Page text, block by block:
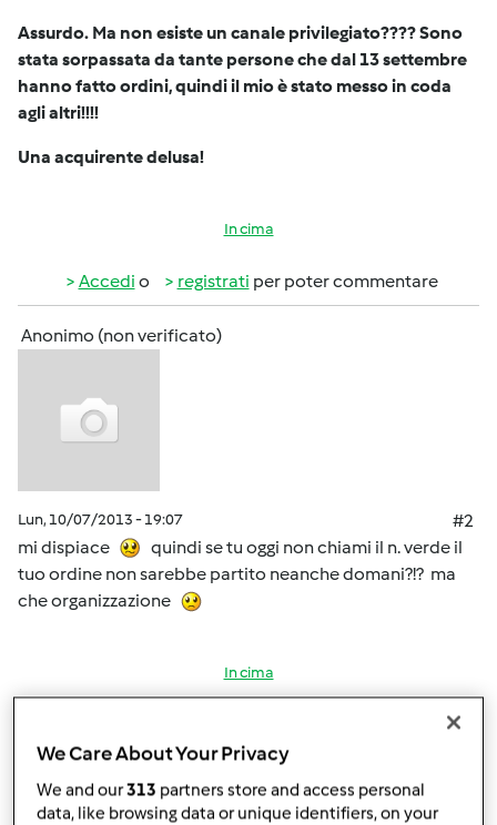
Assurdo. Ma non esiste un canale privilegiato???? Sono
stata sorpassata da tante persone che dal 13 settembre
hanno fatto ordini, quindi il mio è stato messo in coda
agli altri!!!!
Una acquirente delusa!
In cima
Accedi o registrati per poter commentare
Anonimo (non verificato)
Lun, 10/07/2013 - 19:07
#2
mi dispiace
quindi se tu oggi non chiami il n. verde il
tuo ordine non sarebbe partito neanche domani?!? ma
che organizzazione
In cima
ammila Iscritto : 07.10.2010
We Care About Your Privacy
We and our313 partners store and access personal
data, like browsing data or unique identifiers, on your